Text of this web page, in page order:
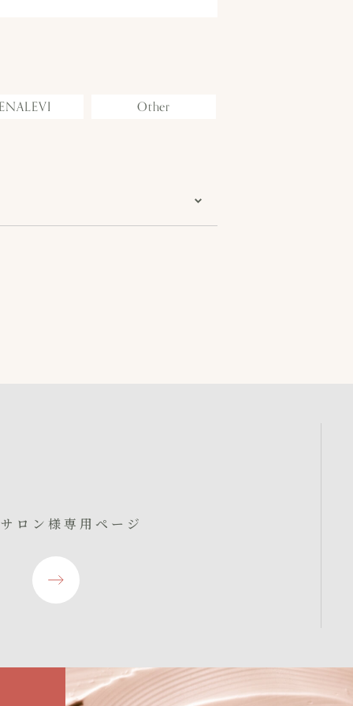
Other
ロン様専用ページ